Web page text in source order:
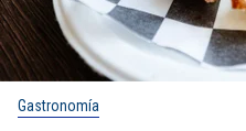
Gastronomía